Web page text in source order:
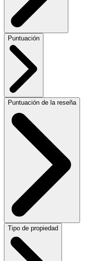
Puntuación
Puntuación de la reseña
Tipo de propiedad